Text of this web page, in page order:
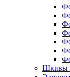
Шкивы